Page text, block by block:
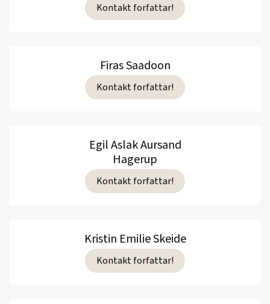
Kontakt forfattar!
Firas Saadoon
Kontakt forfattar!
Egil Aslak Aursand
Hagerup
Kontakt forfattar!
Kristin Emilie Skeide
Kontakt forfattar!